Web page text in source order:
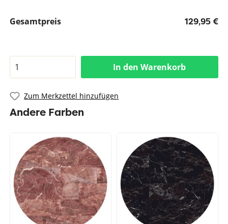
Gesamtpreis 129,95 €
In den Warenkorb
Zum Merkzettel hinzufügen
Andere Farben